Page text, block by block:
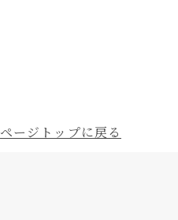
ページトップに戻る